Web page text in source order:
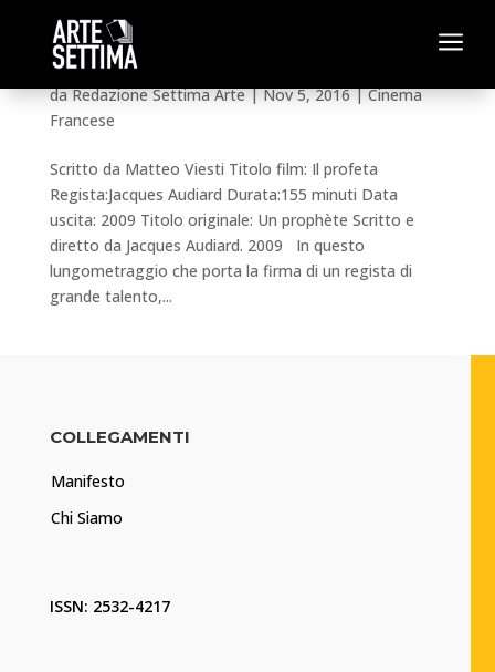
a
Un Prophète (Il profeta)
daRedazione Settima Arte|Nov 5, 2016|Cinema
Francese
Scritto da Matteo Viesti Titolo film: Il profeta
Regista:Jacques Audiard Durata:155 minuti Data
uscita: 2009 Titolo originale: Un prophète Scritto e
diretto da Jacques Audiard. 2009 In questo
lungometraggio che porta la firma di un regista di
grande talento,...
COLLEGAMENTI
Manifesto
Chi Siamo
ISSN: 2532-4217